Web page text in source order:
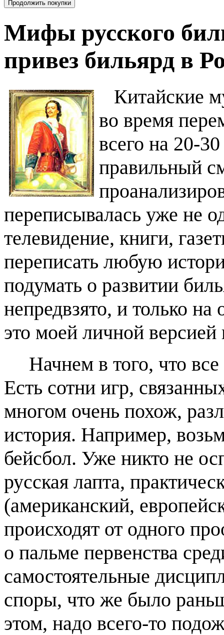
Мифы русского
привез бильярд в
Китайские
во время
всего на 20-
правильный
переписывалась уже не
телевидение, книги,
переписать любую
подумать о развитии
непредвзято, и только
это моей личной
Начнем в того, что все
Есть сотни игр,
многом очень похож,
история. Например,
бейсбол. Уже никто не
русская лапта,
(американский,
происходят от одного
о пальме первенства
самостоятельные
споры, что же было
этом, надо всего-то